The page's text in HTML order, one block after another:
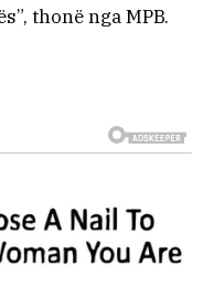
thonë nga MPB.